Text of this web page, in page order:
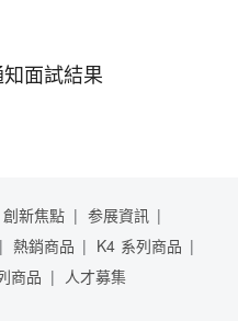
面試結果
創新焦點
参展資訊
熱銷商品
K4 系列商品
商品 人才募集